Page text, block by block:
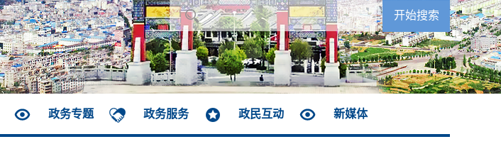
政务专题 政务服务 政民互动 新媒体